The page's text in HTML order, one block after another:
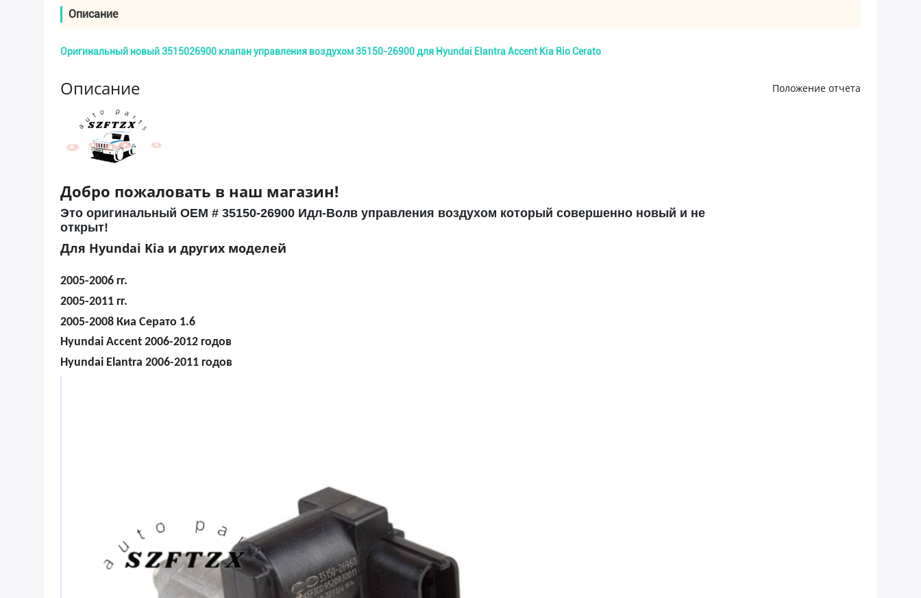
Описание
Оригинальный новый 3515026900 клапан управления воздухом 35150-26900 для Hyundai Elantra Accent Kia Rio Cerato
Описание Положение отчета
Добро пожаловать в наш магазин!
Это оригинальный OEM # 35150-26900 Идл-Волв управления воздухом который совершенно новый и не
открыт!
Для Hyundai Kia и других моделей
2005-2006 гг.
2005-2011 гг.
2005-2008 Киа Серато 1.6
Hyundai Accent 2006-2012 годов
Hyundai Elantra 2006-2011 годов